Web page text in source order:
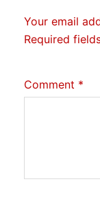
Your email
Required
Comment *